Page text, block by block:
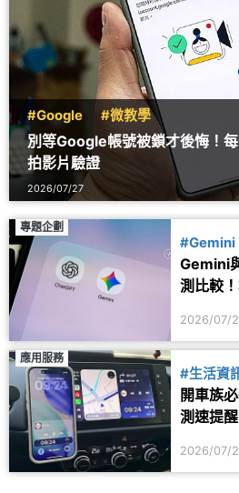
#Google #微教學
別等Google帳號被鎖才後悔！
拍影片驗證
2026/07/27
專題企劃
#Gemini
Gemini
測比較
2026/07/
應用服務
#生活資
開車族
測速提
2026/07/